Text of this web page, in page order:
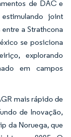
de DAC e
joint
a Strathcona
se posiciona
explorando
em campos
mais rápido de
de Inovação,
da Noruega, que